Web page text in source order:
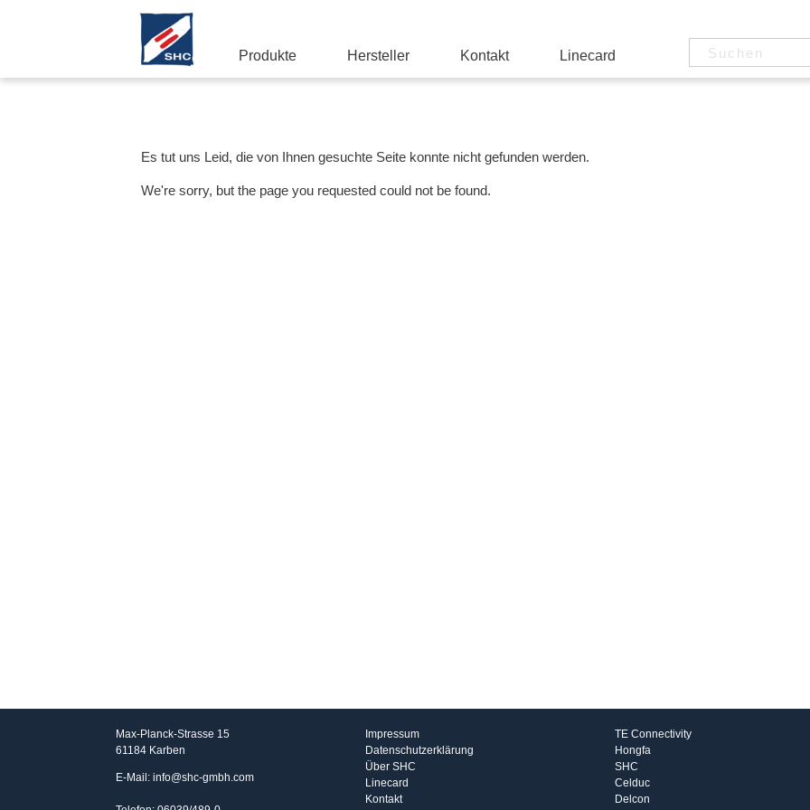
Produkte Hersteller Kontakt Linecard
Es tut uns Leid, die von Ihnen gesuchte Seite konnte nicht gefunden werden.
We're sorry, but the page you requested could not be found.
Max-Planck-Strasse 15
61184 Karben
E-Mail: info@shc-gmbh.com
Impressum
Datenschutzerklärung
Über SHC
Linecard
Kontakt
TE Connectivity
Hongfa
SHC
Celduc
Delcon